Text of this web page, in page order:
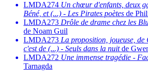
LMDA274 Un chœur d'enfants, deux
Béné, et (...) - Les Pirates poètes de
LMDA273 Drôle de drame chez les
de Noam Guil
LMDA273 La proposition, joueuse,
c'est de (...) - Seuls dans la nuitde
LMDA272 Une immense tragédie -
Tarnagda